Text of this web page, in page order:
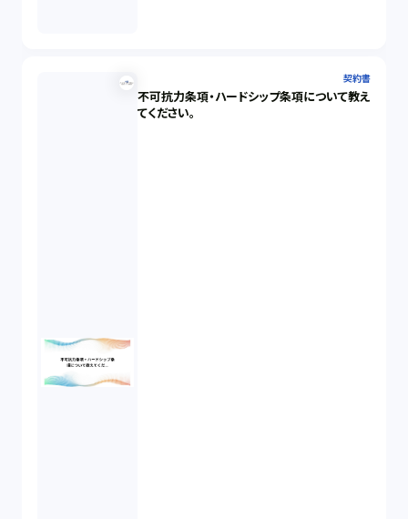
契約書
不可抗力条項・ハードシップ条項について教え
てください。